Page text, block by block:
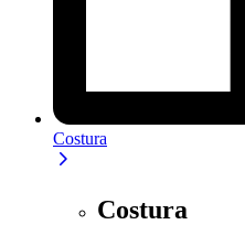
Costura
Costura